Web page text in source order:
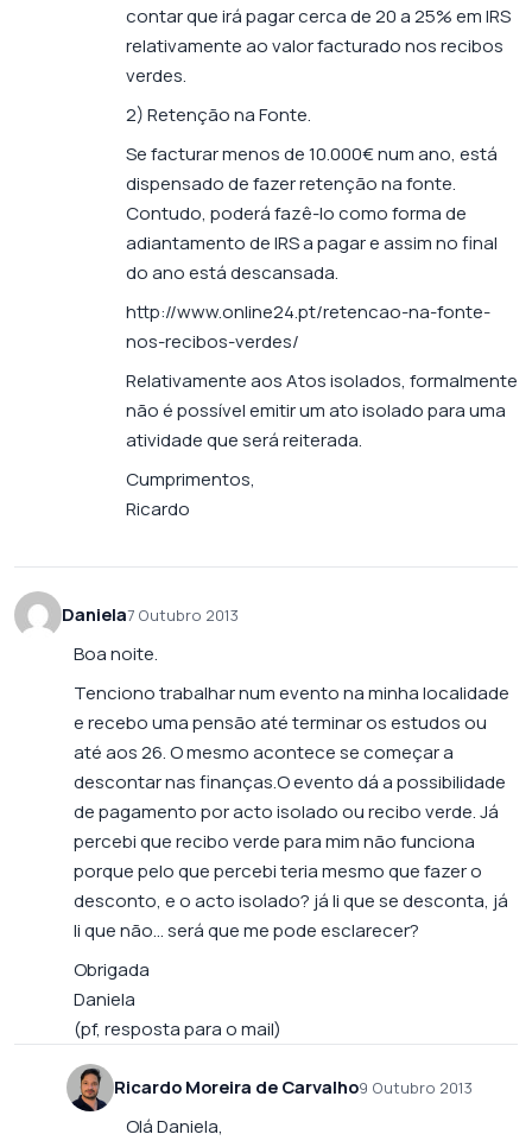
contar que irá pagar cerca de 20 a 25% em IRS
relativamente ao valor facturado nos recibos
verdes.
2) Retenção na Fonte.
Se facturar menos de 10.000€ num ano, está
dispensado de fazer retenção na fonte.
Contudo, poderá fazê-lo como forma de
adiantamento de IRS a pagar e assim no final
do ano está descansada.
http://www.online24.pt/retencao-na-fonte-
nos-recibos-verdes/
Relativamente aos Atos isolados, formalmente
não é possível emitir um ato isolado para uma
atividade que será reiterada.
Cumprimentos,
Ricardo
Daniela7 Outubro 2013
Boa noite.
Tenciono trabalhar num evento na minha localidade
e recebo uma pensão até terminar os estudos ou
até aos 26. O mesmo acontece se começar a
descontar nas finanças.O evento dá a possibilidade
de pagamento por acto isolado ou recibo verde. Já
percebi que recibo verde para mim não funciona
porque pelo que percebi teria mesmo que fazer o
desconto, e o acto isolado? já li que se desconta, já
li que não… será que me pode esclarecer?
Obrigada
Daniela
(pf, resposta para o mail)
Ricardo Moreira de Carvalho9 Outubro 2013
Olá Daniela,